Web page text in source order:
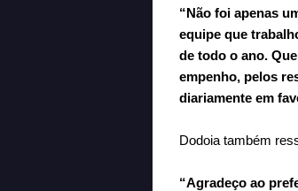
“Não foi apenas
equipe que
de todo o ano.
empenho, pelos
diariamente em
Dodoia também
“Agradeço ao